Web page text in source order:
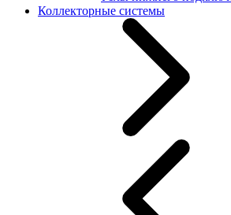
Коллекторные системы